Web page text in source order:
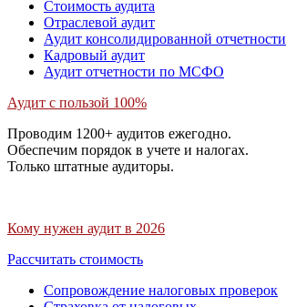
Стоимость аудита
Отраслевой аудит
Аудит консолидированной отчетности
Кадровый аудит
Аудит отчетности по МСФО
Аудит с пользой 100%
Проводим 1200+ аудитов ежегодно.
Обеспечим порядок в учете и налогах.
Только штатные аудиторы.
Кому нужен аудит в 2026
Рассчитать стоимость
Сопровождение налоговых проверок